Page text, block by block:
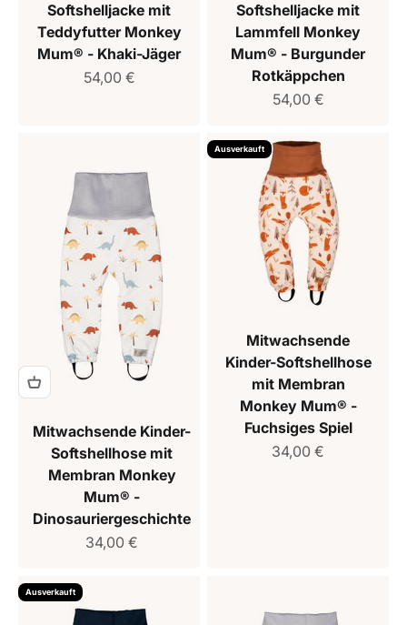
Softshelljacke mit
Teddyfutter Monkey
Mum® - Khaki-Jäger
Verkaufspreis
54,00 €
Softshelljacke mit
Lammfell Monkey
Mum® - Burgunder
Rotkäppchen
Verkaufspreis
54,00 €
Mitwachsende Kinder-
Softshellhose mit
Membran Monkey
Mum® -
Dinosauriergeschichte
Verkaufspreis
34,00 €
Ausverkauft
Mitwachsende
Kinder-Softshellhose
mit Membran
Monkey Mum® -
Fuchsiges Spiel
Verkaufspreis
34,00 €
Ausverkauft